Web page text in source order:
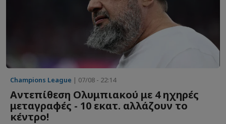
Champions League | 07/08 - 22:14
Αντεπίθεση Ολυμπιακού με 4 ηχηρές
μεταγραφές - 10 εκατ. αλλάζουν το
κέντρο!